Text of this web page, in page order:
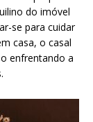
do imóvel
se para cuidar
casa, o casal
enfrentando a